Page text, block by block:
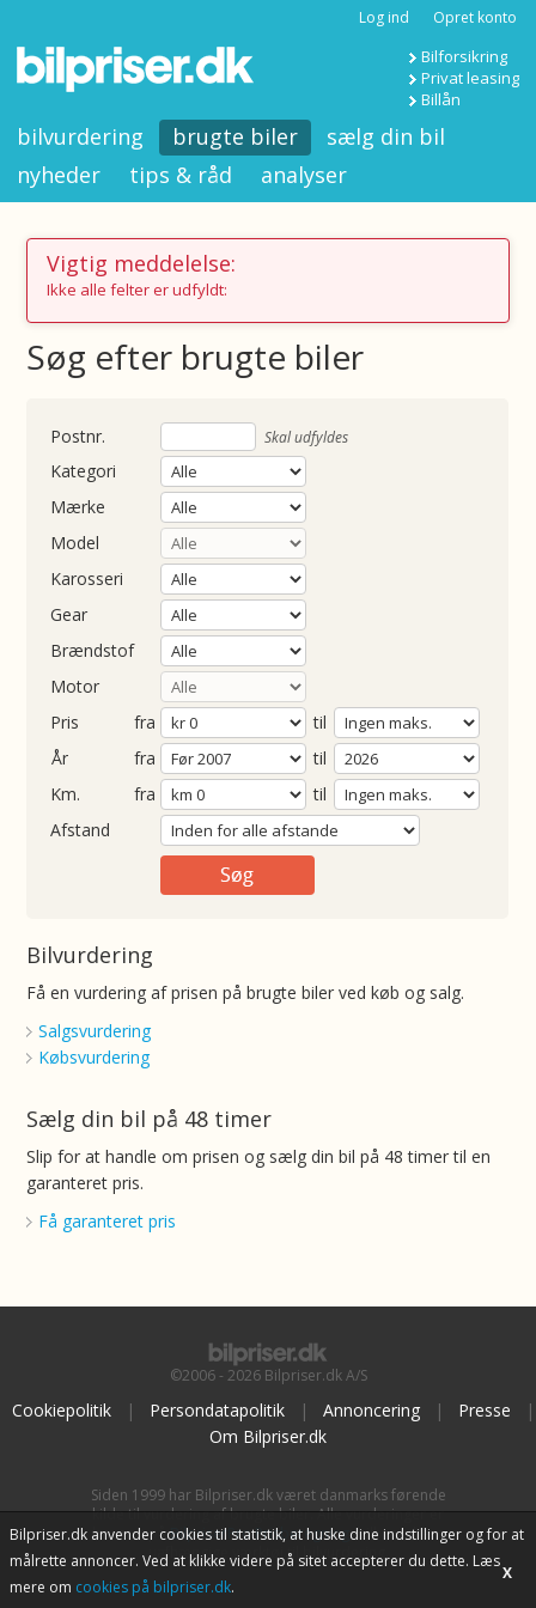
Log ind Opret konto
Bilforsikring
Privat leasing
Billån
bilvurdering brugte biler
sælg din bil
nyheder
tips & råd analyser
Vigtig meddelelse:
Ikke alle felter er udfyldt:
Søg efter brugte biler
Skal udfyldes
Kategori
Mærke
Model
Karosseri
Gear
Brændstof
Motor
Pris
fra
til
fra
til
fra
til
Afstand
Bilvurdering
Få en vurdering af prisen på brugte biler ved køb og salg.
Salgsvurdering
Købsvurdering
Sælg din bil på 48 timer
Slip for at handle om prisen og sælg din bil på 48 timer til en
garanteret pris.
Få garanteret pris
©2006 - 2026 Bilpriser.dk A/S
Cookiepolitik | Persondatapolitik | Annoncering | Presse
|
Om Bilpriser.dk
Siden 1999 har Bilpriser.dk været danmarks førende
kilde til vurdering af brugte biler. Alle vurderinger er
baseret påBilpriserPro Prisberegning , bilbranchens
uafhængige værktøj til bilvurdering.
Bilpriser.dk anvender cookies til statistik, at huske dine indstillinger og for at
målrette annoncer. Ved at klikke videre på sitet accepterer du dette. Læs
mere om cookies på bilpriser.dk.
X